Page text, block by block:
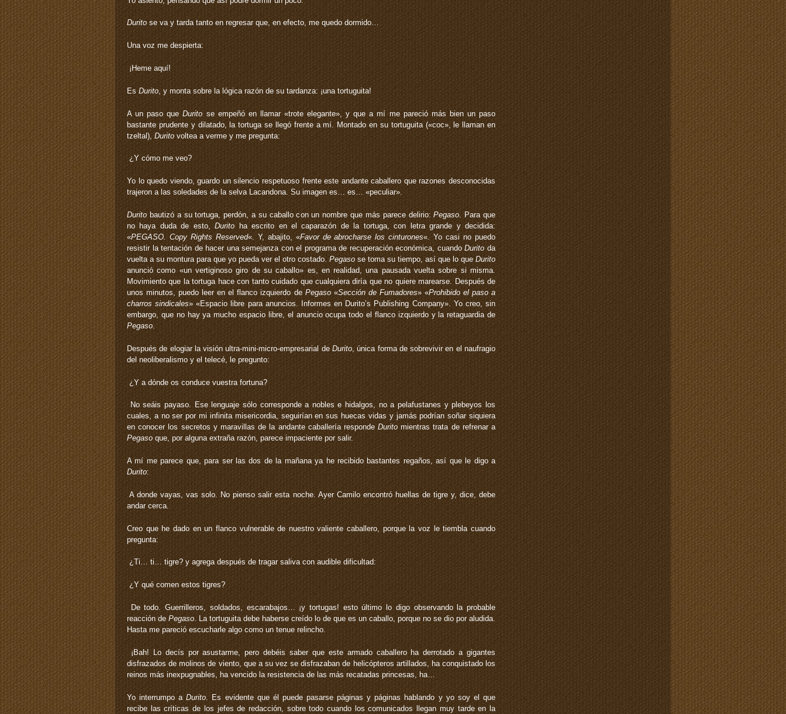
Durito se va y tarda tanto en regresar que, en efecto, me quedo dormido…
Una voz me despierta:
­ ¡Heme aquí!
Es Durito, y monta sobre la lógica razón de su tardanza: ¡una tortuguita!
A un paso queDurito se empeñó en llamar «trote elegante», y que a mí me pareció más bien un paso
bastante prudente y dilatado, la tortuga se llegó frente a mí. Montado en su tortuguita («coc», le llaman en
tzeltal), Durito voltea a verme y me pregunta:
­ ¿Y cómo me veo?
Yo lo quedo viendo, guardo un silencio respetuoso frente este andante caballero que razones desconocidas
trajeron a las soledades de la selva Lacandona. Su imagen es… es… «peculiar».
Durito bautizó a su tortuga, perdón, a su caballo con un nombre que más parece delirio:Pegaso . Para que
no haya duda de esto,Durito ha escrito en el caparazón de la tortuga, con letra grande y decidida:
«PEGASO. Copy Rights Reserved«. Y, abajito, «Favor de abrocharse los cinturones«. Yo casi no puedo
resistir la tentación de hacer una semejanza con el programa de recuperación económica, cuandoDurito da
vuelta a su montura para que yo pueda ver el otro costado. Pegaso se toma su tiempo, así que lo que Durito
anunció como «un vertiginoso giro de su caballo» es, en realidad, una pausada vuelta sobre si misma.
Movimiento que la tortuga hace con tanto cuidado que cualquiera diría que no quiere marearse. Después de
unos minutos, puedo leer en el flanco izquierdo de Pegaso«Sección de Fumadores» «Prohibido el paso a
charros sindicales» «Espacio libre para anuncios. Informes en Durito’s Publishing Company». Yo creo, sin
embargo, que no hay ya mucho espacio libre, el anuncio ocupa todo el flanco izquierdo y la retaguardia de
Pegaso
Después de elogiar la visión ultra-mini-micro-empresarial de Durito , única forma de sobrevivir en el naufragio
del neoliberalismo y el telecé, le pregunto:
­ ¿Y a dónde os conduce vuestra fortuna?
­ No seáis payaso. Ese lenguaje sólo corresponde a nobles e hidalgos, no a pelafustanes y plebeyos los
cuales, a no ser por mi infinita misericordia, seguirían en sus huecas vidas y jamás podrían soñar siquiera
en conocer los secretos y maravillas de la andante caballería ­respondeDurito mientras trata de refrenar a
Pegaso que, por alguna extraña razón, parece impaciente por salir.
A mí me parece que, para ser las dos de la mañana ya he recibido bastantes regaños, así que le digo a
Durito:
­ A donde vayas, vas solo. No pienso salir esta noche. Ayer Camilo encontró huellas de tigre y, dice, debe
andar cerca.
Creo que he dado en un flanco vulnerable de nuestro valiente caballero, porque la voz le tiembla cuando
pregunta:
­ ¿Ti… ti… tigre? ­y agrega después de tragar saliva con audible dificultad:
­ ¿Y qué comen estos tigres?
­ De todo. Guerrilleros, soldados, escarabajos… ¡y tortugas! ­esto último lo digo observando la probable
reacción de Pegaso. La tortuguita debe haberse creído lo de que es un caballo, porque no se dio por aludida.
Hasta me pareció escucharle algo como un tenue relincho.
­ ¡Bah! Lo decís por asustarme, pero debéis saber que este armado caballero ha derrotado a gigantes
disfrazados de molinos de viento, que a su vez se disfrazaban de helicópteros artillados, ha conquistado los
reinos más inexpugnables, ha vencido la resistencia de las más recatadas princesas, ha…
Yo interrumpo aDurito . Es evidente que él puede pasarse páginas y páginas hablando y yo soy el que
recibe las críticas de los jefes de redacción, sobre todo cuando los comunicados llegan muy tarde en la